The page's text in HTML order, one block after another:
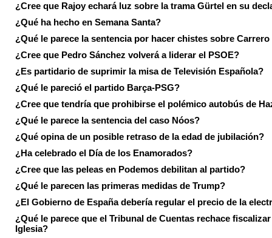
¿Cree que Rajoy echará luz sobre la trama Gürtel en su
¿Qué ha hecho en Semana Santa?
¿Qué le parece la sentencia por hacer chistes sobre
¿Cree que Pedro Sánchez volverá a liderar el PSOE?
¿Es partidario de suprimir la misa de Televisión Española?
¿Qué le pareció el partido Barça-PSG?
¿Cree que tendría que prohibirse el polémico autobús de
¿Qué le parece la sentencia del caso Nóos?
¿Qué opina de un posible retraso de la edad de jubilación?
¿Ha celebrado el Día de los Enamorados?
¿Cree que las peleas en Podemos debilitan al partido?
¿Qué le parecen las primeras medidas de Trump?
¿El Gobierno de España debería regular el precio de la
¿Qué le parece que el Tribunal de Cuentas rechace fiscalizar
Iglesia?